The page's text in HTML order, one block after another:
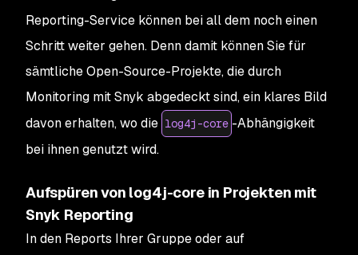
Reporting-Service können bei all dem noch einen
Schritt weiter gehen. Denn damit können Sie für
sämtliche Open-Source-Projekte, die durch
Monitoring mit Snyk abgedeckt sind, ein klares Bild
davon erhalten, wo die log4j-core -Abhängigkeit
bei ihnen genutzt wird.
Aufspüren von log4j-core in Projekten mit
Snyk Reporting
In den Reports Ihrer Gruppe oder auf